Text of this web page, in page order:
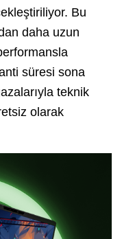
Bu
daha uzun
süresi sona
teknik
olarak